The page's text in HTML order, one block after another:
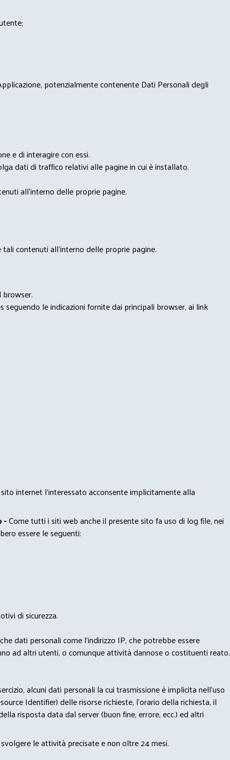
potenzialmente contenente Dati Personali degli
e di interagire con essi.
dati di traffico relativi alle pagine in cui è installato.
all'interno delle proprie pagine.
contenuti all'interno delle proprie pagine.
le indicazioni fornite dai principali browser, ai link
internet l’interessato acconsente implicitamente alla
-Come tutti i siti web anche il presente sito fa uso di log file, nei
essere le seguenti:
di sicurezza.
dati personali come l'indirizzo IP, che potrebbe essere
ad altri utenti, o comunque attività dannose o costituenti reato.
alcuni dati personali la cui trasmissione è implicita nell'uso
Identifier) delle risorse richieste, l'orario della richiesta, il
risposta data dal server (buon fine, errore, ecc.) ed altri
le attività precisate e non oltre 24 mesi.